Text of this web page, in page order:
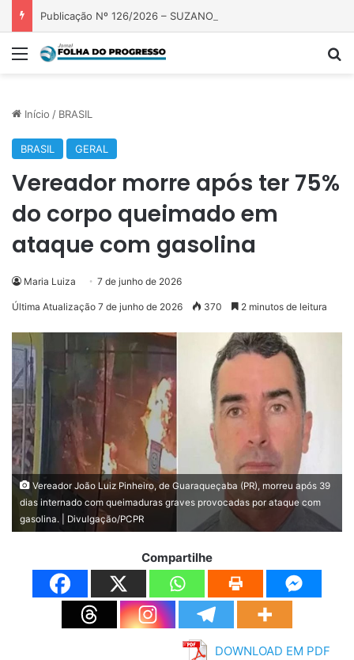
Menu
Início / BRASIL
BRASIL GERAL
Vereador morre após ter 75%
do corpo queimado em
ataque com gasolina
Maria Luiza 7 de junho de 2026
Última Atualização 7 de junho de 2026 370 2 minutos de leitura
Vereador João Luiz Pinheiro, de Guaraqueçaba (PR), morreu após 39
dias internado com queimaduras graves provocadas por ataque com
gasolina. | Divulgação/PCPR
Compartilhe
DOWNLOAD EM PDF